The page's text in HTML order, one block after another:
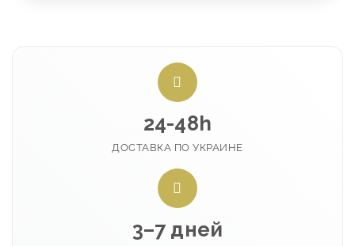
24-48h
ДОСТАВКА ПО УКРАИНЕ
3–7 дней